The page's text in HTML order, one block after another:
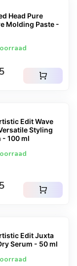
Head Pure
Molding Paste -
prijsshopping_cart
Edit Wave
Styling
- 100 ml
prijsshopping_cart
Edit Juxta
Serum - 50 ml